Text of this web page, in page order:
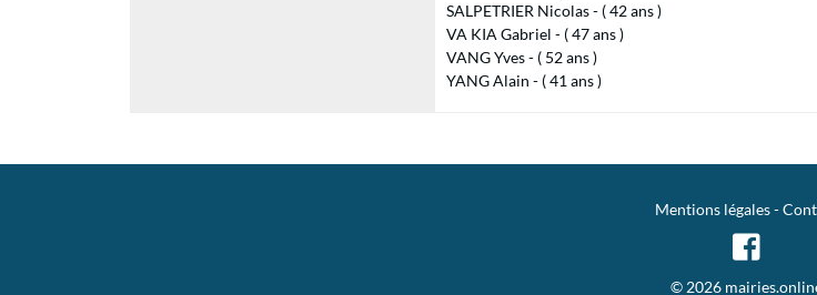
SALPETRIER Nicolas - ( 42 ans )
VA KIA Gabriel - ( 47 ans )
VANG Yves - ( 52 ans )
YANG Alain - ( 41 ans )
Mentions légales-
© 2026